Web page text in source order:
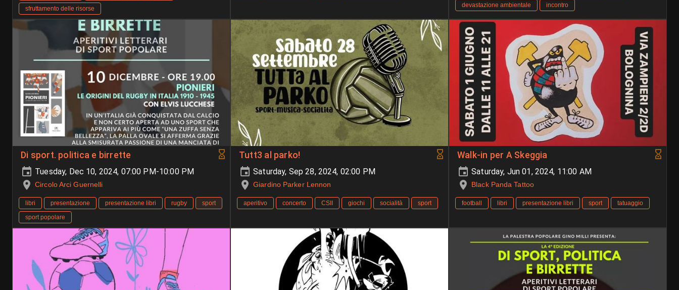
sfruttamento delle risorse
devastazione ambientale
incontro
Di sport. politica e birrette
Tuesday, Dec 10, 2024, 07:00 PM-10:00 PM
Circolo Arci Guernelli
libri presentazione presentazione libri rugby
sport
sport popolare
Tutt3 al parko!
Saturday, Sep 28, 2024, 02:00 PM
Giardino Parker Lennon
aperitivo concerto CSII giochi socialità sport
Walk-in per A Skeggia
Saturday, Jun 01, 2024, 11:00 AM
Black Panda Tattoo
football libri presentazione libri sport tatuaggio